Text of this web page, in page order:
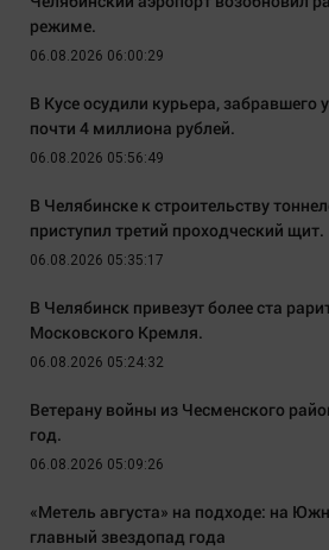
режиме.
06.08.2026 06:00:29
В Кусе осудили курьера,
почти 4 миллиона рублей.
06.08.2026 05:56:49
В Челябинске к строительству
приступил третий проходческий щит.
06.08.2026 05:35:17
В Челябинск привезут более ста
Московского Кремля.
06.08.2026 05:24:32
Ветерану войны из Чесменского
год.
06.08.2026 05:09:26
«Метель августа» на подходе: на
главный звездопад года